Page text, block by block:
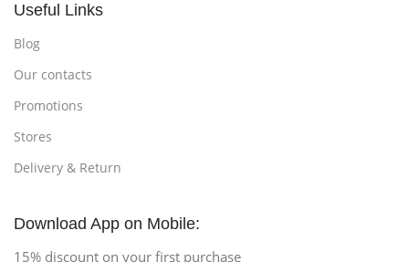
Useful Links
Blog
Our contacts
Promotions
Stores
Delivery & Return
Download App on Mobile:
15% discount on your first purchase